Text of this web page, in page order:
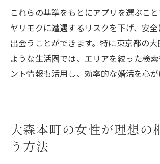
これらの基準をもとにアプリを選ぶこ
ヤリモクに遭遇するリスクを下げ、安
出会うことができます。特に東京都の
ような生活圏では、エリアを絞った検
ント情報も活用し、効率的な婚活を心が
大森本町の女性が理想の
う方法